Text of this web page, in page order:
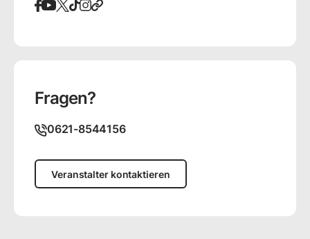
Fragen?
0621-8544156
Veranstalter kontaktieren